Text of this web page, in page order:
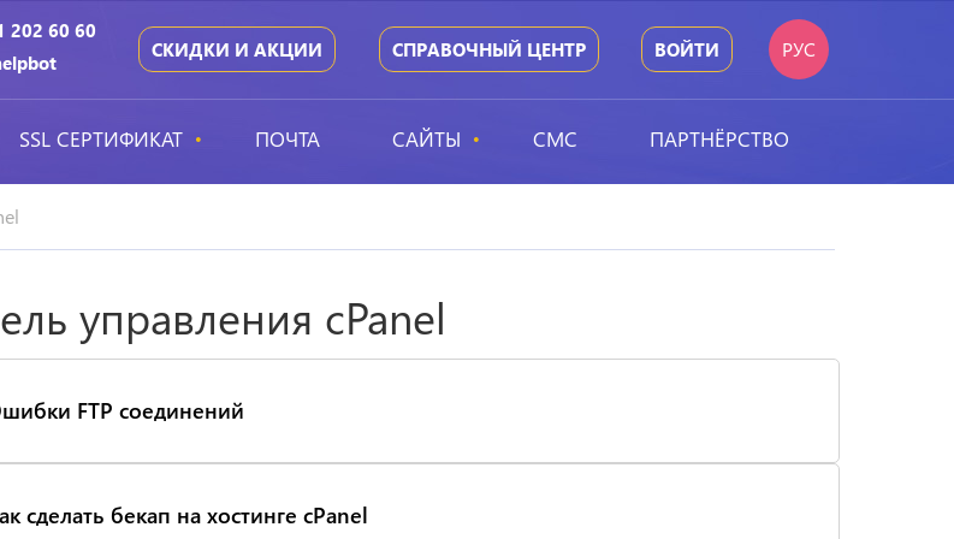
202 60 60
СКИДКИ И АКЦИИ СПРАВОЧНЫЙ ЦЕНТР ВОЙТИ РУС
SSL СЕРТИФИКАТ ПОЧТА САЙТЫ СМС ПАРТНЁРСТВО
управления cPanel
FTP соединений
сделать бекап на хостинге cPanel